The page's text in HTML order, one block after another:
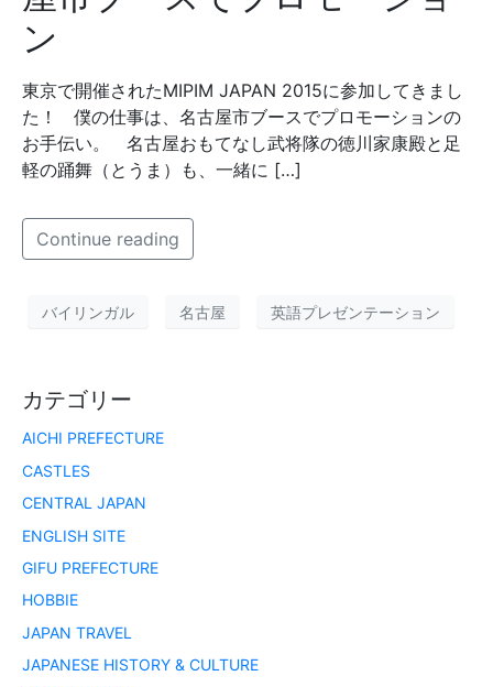
ン
東京で開催されたMIPIM JAPAN 2015に参加してきまし
た！ 僕の仕事は、名古屋市ブースでプロモーションの
お手伝い。 名古屋おもてなし武将隊の徳川家康殿と足
軽の踊舞（とうま）も、一緒に […]
Continue reading
バイリンガル 名古屋 英語プレゼンテーション
カテゴリー
AICHI PREFECTURE
CASTLES
CENTRAL JAPAN
ENGLISH SITE
GIFU PREFECTURE
HOBBIE
JAPAN TRAVEL
JAPANESE HISTORY & CULTURE